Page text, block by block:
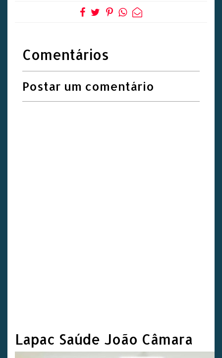
Comentários
Postar um comentário
Lapac Saúde João Câmara